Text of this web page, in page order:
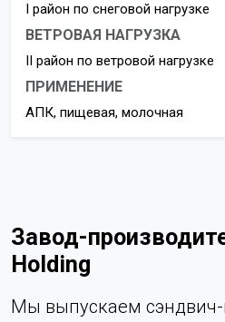
I район по снеговой нагрузке
ВЕТРОВАЯ НАГРУЗКА
II район по ветровой нагрузке
ПРИМЕНЕНИЕ
АПК, пищевая, молочная
Завод-
Holding
Мы выпускаем